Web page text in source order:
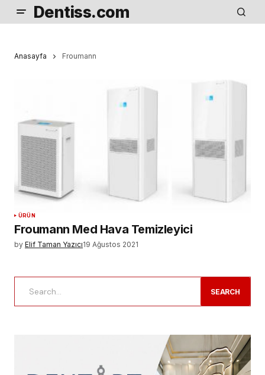
Dentiss.com
Anasayfa Froumann
ÜRÜN
Froumann Med Hava Temizleyici
by Elif Taman Yazıcı19 Ağustos 2021
SEARCH